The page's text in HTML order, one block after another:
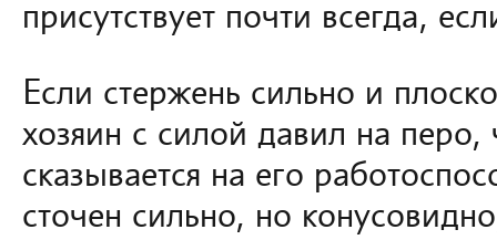
присутствует почти всегда,
Если стержень сильно и
хозяин с силой давил на
сказывается на его
сточен сильно, но